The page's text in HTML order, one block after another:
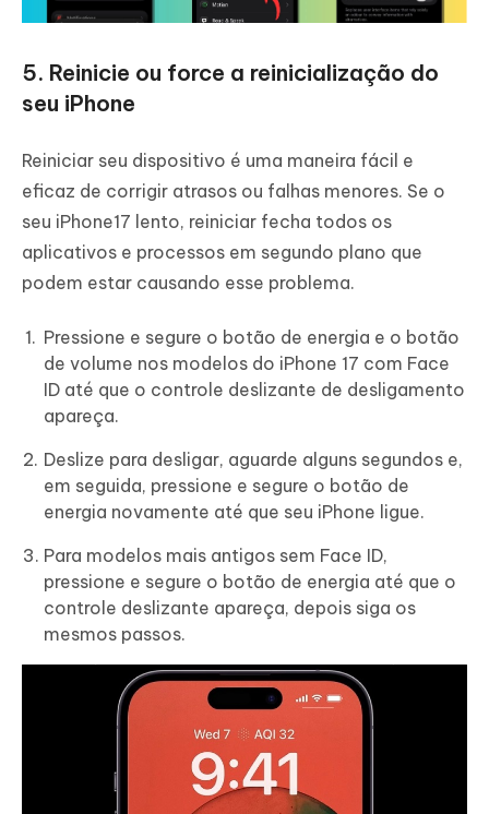
5. Reinicie ou force a reinicialização do
seu iPhone
Reiniciar seu dispositivo é uma maneira fácil e
eficaz de corrigir atrasos ou falhas menores. Se o
seu iPhone17 lento, reiniciar fecha todos os
aplicativos e processos em segundo plano que
podem estar causando esse problema.
Pressione e segure o botão de energia e o botão
de volume nos modelos do iPhone 17 com Face
ID até que o controle deslizante de desligamento
apareça.
Deslize para desligar, aguarde alguns segundos e,
em seguida, pressione e segure o botão de
energia novamente até que seu iPhone ligue.
Para modelos mais antigos sem Face ID,
pressione e segure o botão de energia até que o
controle deslizante apareça, depois siga os
mesmos passos.